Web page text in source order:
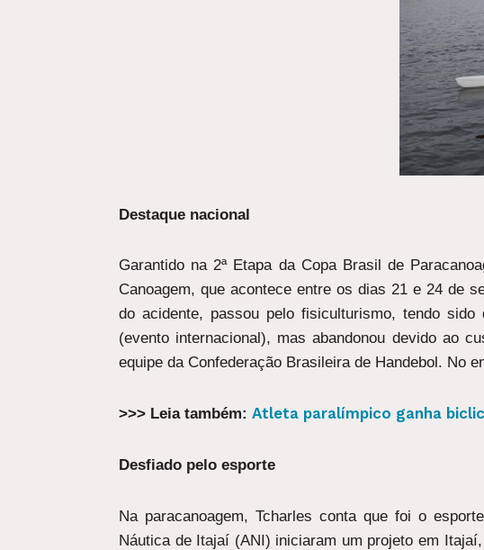
Destaque nacional
Garantido na 2ª Etapa da Copa Brasil de
Canoagem, que acontece entre os dias 21 e 24 de
do acidente, passou pelo fisiculturismo, tendo
(evento internacional), mas abandonou devido ao
equipe da Confederação Brasileira de Handebol. No
>>> Leia também: Atleta paralímpico ganha
Desfiado pelo esporte
Na paracanoagem, Tcharles conta que foi o
Náutica de Itajaí (ANI) iniciaram um projeto em